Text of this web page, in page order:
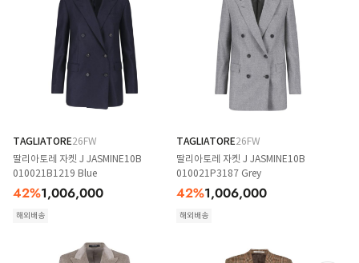
TAGLIATORE26FW
딸리아토레 자켓 J JASMINE10B
010021B1219 Blue
42%1,006,000
해외배송
TAGLIATORE26FW
딸리아토레 자켓 J JASMINE10B
010021P3187 Grey
42%1,006,000
해외배송